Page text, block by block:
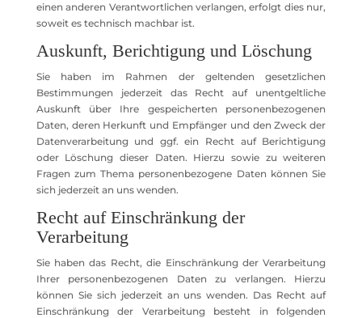
einen anderen Verantwortlichen verlangen, erfolgt dies nur,
soweit es technisch machbar ist.
Auskunft, Berichtigung und Löschung
Sie haben im Rahmen der geltenden gesetzlichen
Bestimmungen jederzeit das Recht auf unentgeltliche
Auskunft über Ihre gespeicherten personenbezogenen
Daten, deren Herkunft und Empfänger und den Zweck der
Datenverarbeitung und ggf. ein Recht auf Berichtigung
oder Löschung dieser Daten. Hierzu sowie zu weiteren
Fragen zum Thema personenbezogene Daten können Sie
sich jederzeit an uns wenden.
Recht auf Einschränkung der
Verarbeitung
Sie haben das Recht, die Einschränkung der Verarbeitung
Ihrer personenbezogenen Daten zu verlangen. Hierzu
können Sie sich jederzeit an uns wenden. Das Recht auf
Einschränkung der Verarbeitung besteht in folgenden